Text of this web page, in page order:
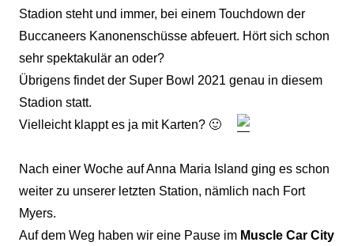
Stadion steht und immer, bei einem Touchdown der
Buccaneers Kanonenschüsse abfeuert. Hört sich schon
sehr spektakulär an oder?
Übrigens findet der Super Bowl 2021 genau in diesem
Stadion statt.
Vielleicht klappt es ja mit Karten? 🙂
Nach einer Woche auf Anna Maria Island ging es schon
weiter zu unserer letzten Station, nämlich nach Fort
Myers.
Auf dem Weg haben wir eine Pause im Muscle Car City